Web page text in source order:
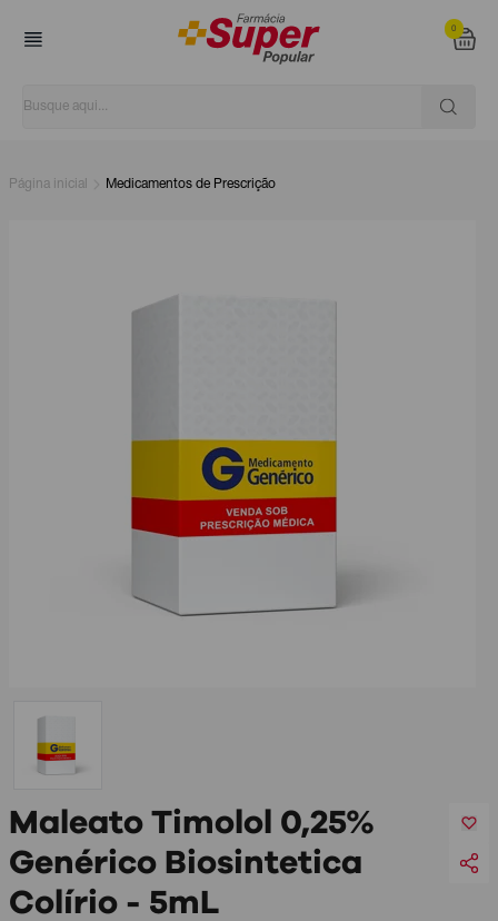
0
Página inicial Medicamentos de Prescrição
Maleato Timolol 0,25%
Genérico Biosintetica
Colírio - 5mL